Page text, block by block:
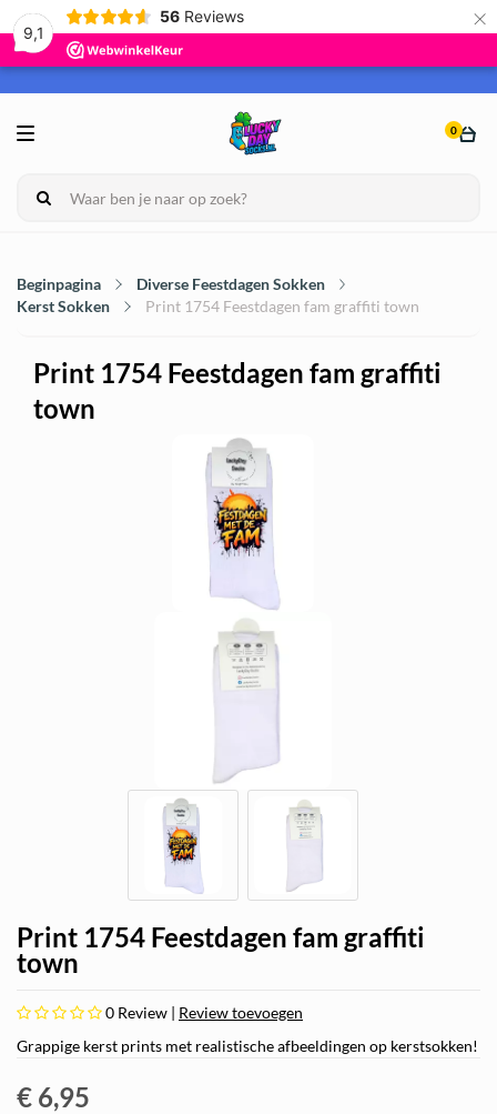
9,1
56 Reviews ×
0
Beginpagina
Diverse Feestdagen Sokken
Kerst Sokken
Print 1754 Feestdagen fam graffiti town
Print 1754 Feestdagen fam graffiti
town
Print 1754 Feestdagen fam graffiti
town
0 Review | Review toevoegen
Grappige kerst prints met realistische afbeeldingen op kerstsokken!
€ 6,95